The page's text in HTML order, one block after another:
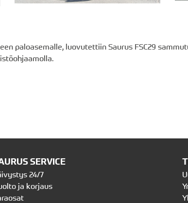
paloasemalle, luovutettiin Saurus FSC29
SERVICE
24/7
ja korjaus